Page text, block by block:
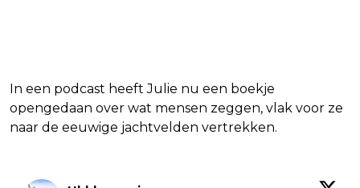
In een podcast heeft Julie nu een boekje
opengedaan over wat mensen zeggen, vlak voor ze
naar de eeuwige jachtvelden vertrekken.